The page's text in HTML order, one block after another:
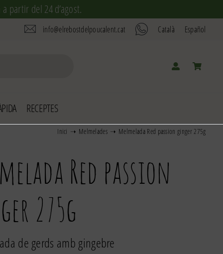
partir del 24 d’agost.
info@elrebostdelpoucalent.cat Català Español
RECEPTES
Inici Melmelades Melmelada Red passion ginger 275g
Red passion
275g
de gerds amb gingebre